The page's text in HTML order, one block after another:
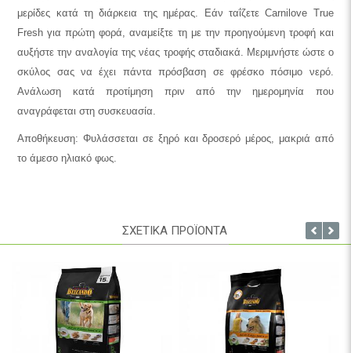
μερίδες κατά τη διάρκεια της ημέρας. Εάν ταΐζετε Carnilove True
Fresh για πρώτη φορά, αναμείξτε τη με την προηγούμενη τροφή και
αυξήστε την αναλογία της νέας τροφής σταδιακά. Μεριμνήστε ώστε ο
σκύλος σας να έχει πάντα πρόσβαση σε φρέσκο πόσιμο νερό.
Ανάλωση κατά προτίμηση πριν από την ημερομηνία που
αναγράφεται στη συσκευασία.
Αποθήκευση: Φυλάσσεται σε ξηρό και δροσερό μέρος, μακριά από
το άμεσο ηλιακό φως.
ΣΧΕΤΙΚΑ ΠΡΟΪΟΝΤΑ